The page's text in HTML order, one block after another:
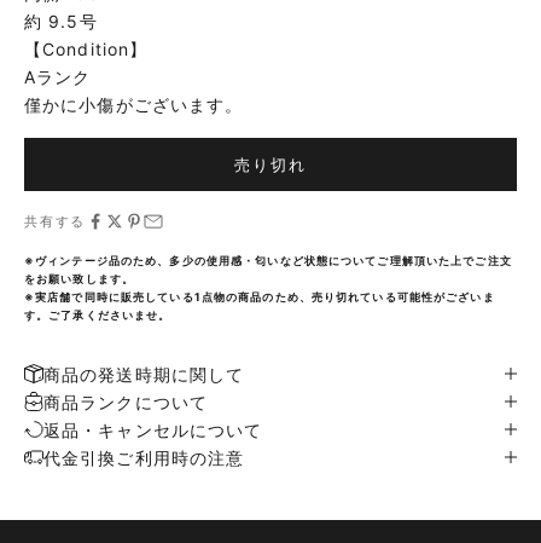
約 9.5号
【Condition】
Aランク
僅かに小傷がございます。
売り切れ
共有する
※ヴィンテージ品のため、多少の使用感・匂いなど状態についてご理解頂いた上でご注文
をお願い致します。
※実店舗で同時に販売している1点物の商品のため、売り切れている可能性がございま
す。ご了承くださいませ。
商品の発送時期に関して
商品ランクについて
返品・キャンセルについて
代金引換ご利用時の注意